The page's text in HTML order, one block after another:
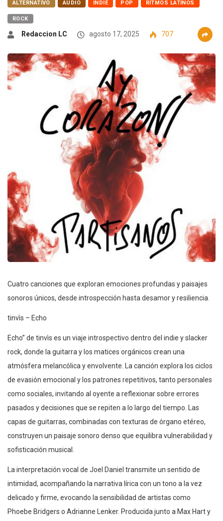
ALTERNATIVO AUDIO INDIE POP RITMOS LATINOS
ROCK
Redaccion LC agosto 17, 2025 707
Cuatro canciones que exploran emociones profundas y paisajes
sonoros únicos, desde introspección hasta desamor y resiliencia.
tinvìs – Echo
Echo” de tinvìs es un viaje introspectivo dentro del indie y slacker
rock, donde la guitarra y los matices orgánicos crean una
atmósfera melancólica y envolvente. La canción explora los ciclos
de evasión emocional y los patrones repetitivos, tanto personales
como sociales, invitando al oyente a reflexionar sobre errores
pasados y decisiones que se repiten a lo largo del tiempo. Las
capas de guitarras, combinadas con texturas de órgano etéreo,
construyen un paisaje sonoro denso que equilibra vulnerabilidad y
sofisticación musical.
La interpretación vocal de Joel Daniel transmite un sentido de
intimidad, acompañando la narrativa lírica con un tono a la vez
delicado y firme, evocando la sensibilidad de artistas como
Phoebe Bridgers o Adrianne Lenker. Producida junto a Max Hart y